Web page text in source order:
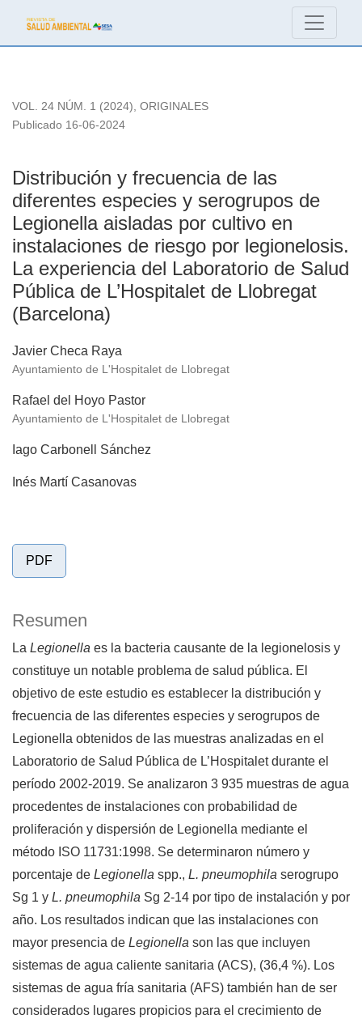
Distribución y frecuencia de las diferentes especies y
VOL. 24 NÚM. 1 (2024), ORIGINALES
Distribución y frecuencia de las
diferentes especies y serogrupos de
Legionella aisladas por cultivo en
instalaciones de riesgo por legionelosis.
La experiencia del Laboratorio de Salud
Pública de L’Hospitalet de Llobregat
(Barcelona)
Publicado 16-06-2024
Javier Checa Raya
Ayuntamiento de L'Hospitalet de Llobregat
Rafael del Hoyo Pastor
Ayuntamiento de L'Hospitalet de Llobregat
Iago Carbonell Sánchez
Inés Martí Casanovas
PDF
Resumen
La Legionella es la bacteria causante de la legionelosis y
constituye un notable problema de salud pública. El
objetivo de este estudio es establecer la distribución y
frecuencia de las diferentes especies y serogrupos de
Legionella obtenidos de las muestras analizadas en el
Laboratorio de Salud Pública de L’Hospitalet durante el
período 2002-2019. Se analizaron 3 935 muestras de agua
procedentes de instalaciones con probabilidad de
proliferación y dispersión de Legionella mediante el
método ISO 11731:1998. Se determinaron número y
porcentaje de Legionella spp., L. pneumophila serogrupo
Sg 1 y L. pneumophila Sg 2-14 por tipo de instalación y por
año. Los resultados indican que las instalaciones con
mayor presencia de Legionella son las que incluyen
sistemas de agua caliente sanitaria (ACS), (36,4 %). Los
sistemas de agua fría sanitaria (AFS) también han de ser
considerados lugares propicios para el crecimiento de